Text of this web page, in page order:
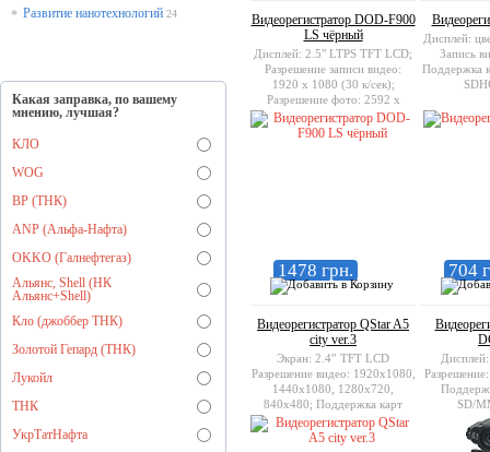
* Развитие нанотехнологий 24
Какая заправка, по вашему
мнению, лучшая?
КЛО
WOG
BP (ТНК)
ANP (Альфа-Нафта)
OKKO (Галнефтегаз)
Альянс, Shell (НК
Альянс+Shell)
Кло (джоббер ТНК)
Золотой Гепард (ТНК)
Лукойл
ТНК
УкрТатНафта
Видеорегистратор DOD-F900
LS чёрный
Дисплей: 2.5" LTPS TFT LCD;
Разрешение записи видео:
1920 x 1080 (30 к/сек);
Разрешение фото: 2592 х
1944, 3200 х 2400, 4000 х
3000; Память: SDHC/MMC
(поддерживаются карты до 32
1478 грн.
Дисплей:
Запись
Поддержка
704
Видеорегистратор QStar A5
city ver.3
Экран: 2.4″ TFT LCD
Разрешение видео: 1920x1080,
1440х1080, 1280x720,
840x480; Поддержка карт
памяти: microSDHC до 32GB;
SD/